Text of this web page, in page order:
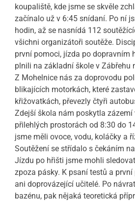
koupaliště, kde jsme se skvěle
začínalo už v 6:45 snídaní. Po ní
hodin, až se nasnídá 112
všichni organizátoři soutěže.
první pomoci, jízda po dopravním
plnili na základní škole v Zábřehu
Z Mohelnice nás za doprovodu
blikajících motorkách, které
křižovatkách, převezly čtyři
Zdejší škola nám poskytla zázemí
přilehlých prostorách od 8:30 do
jsme měli ovoce, vodu, koláčky a
Soutěžení se střídalo s čekáním
Jízdu po hřišti jsme mohli
zpoza pásky. K psaní testů a
ani doprovázející učitelé. Po
bazénu, pak nějaká teoretická